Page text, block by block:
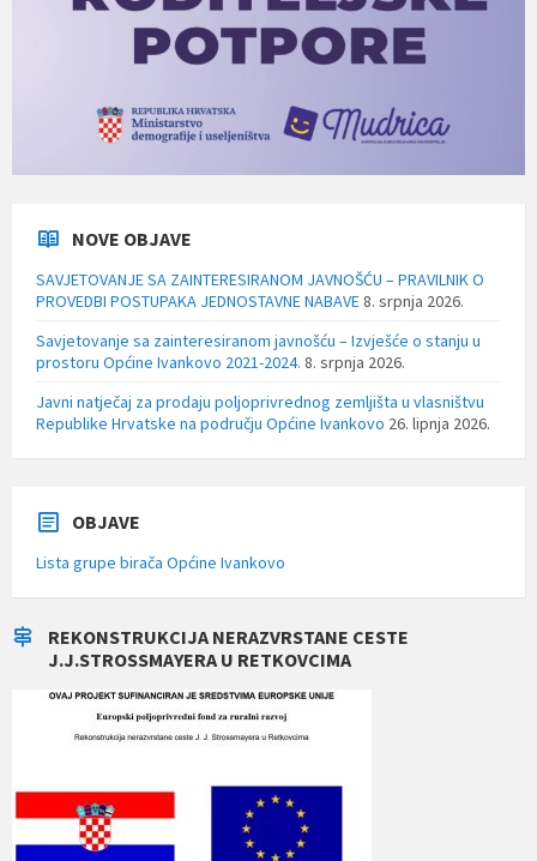
NOVE OBJAVE
SAVJETOVANJE SA ZAINTERESIRANOM JAVNOŠĆU – PRAVILNIK O
PROVEDBI POSTUPAKA JEDNOSTAVNE NABAVE8. srpnja 2026.
Savjetovanje sa zainteresiranom javnošću – Izvješće o stanju u
prostoru Općine Ivankovo 2021-2024. 8. srpnja 2026.
Javni natječaj za prodaju poljoprivrednog zemljišta u vlasništvu
Republike Hrvatske na području Općine Ivankovo 26. lipnja 2026.
OBJAVE
Lista grupe birača Općine Ivankovo
REKONSTRUKCIJA NERAZVRSTANE CESTE
J.J.STROSSMAYERA U RETKOVCIMA